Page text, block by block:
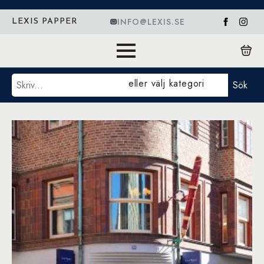
LEXIS PAPPER INFO@LEXIS.SE
Sök eller välj kategori Sök
TWSBI PINK